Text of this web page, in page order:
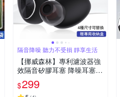
隔音降噪 聽力不受損 靜享生活
【挪威森林】專利濾波器強
效隔音矽膠耳塞 降噪耳塞
(睡眠耳塞 防噪音耳塞 贈專
用收納盒)
$299